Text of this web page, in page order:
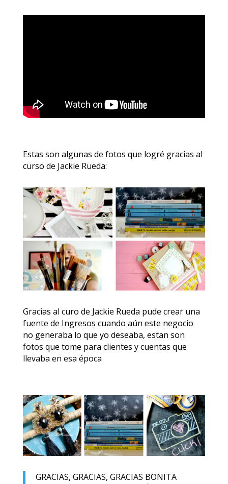
Estas son algunas de fotos que logré gracias al
curso de Jackie Rueda:
Gracias al curo de Jackie Rueda pude crear una
fuente de Ingresos cuando aún este negocio
no generaba lo que yo deseaba, estan son
fotos que tome para clientes y cuentas que
llevaba en esa época
GRACIAS, GRACIAS, GRACIAS BONITA